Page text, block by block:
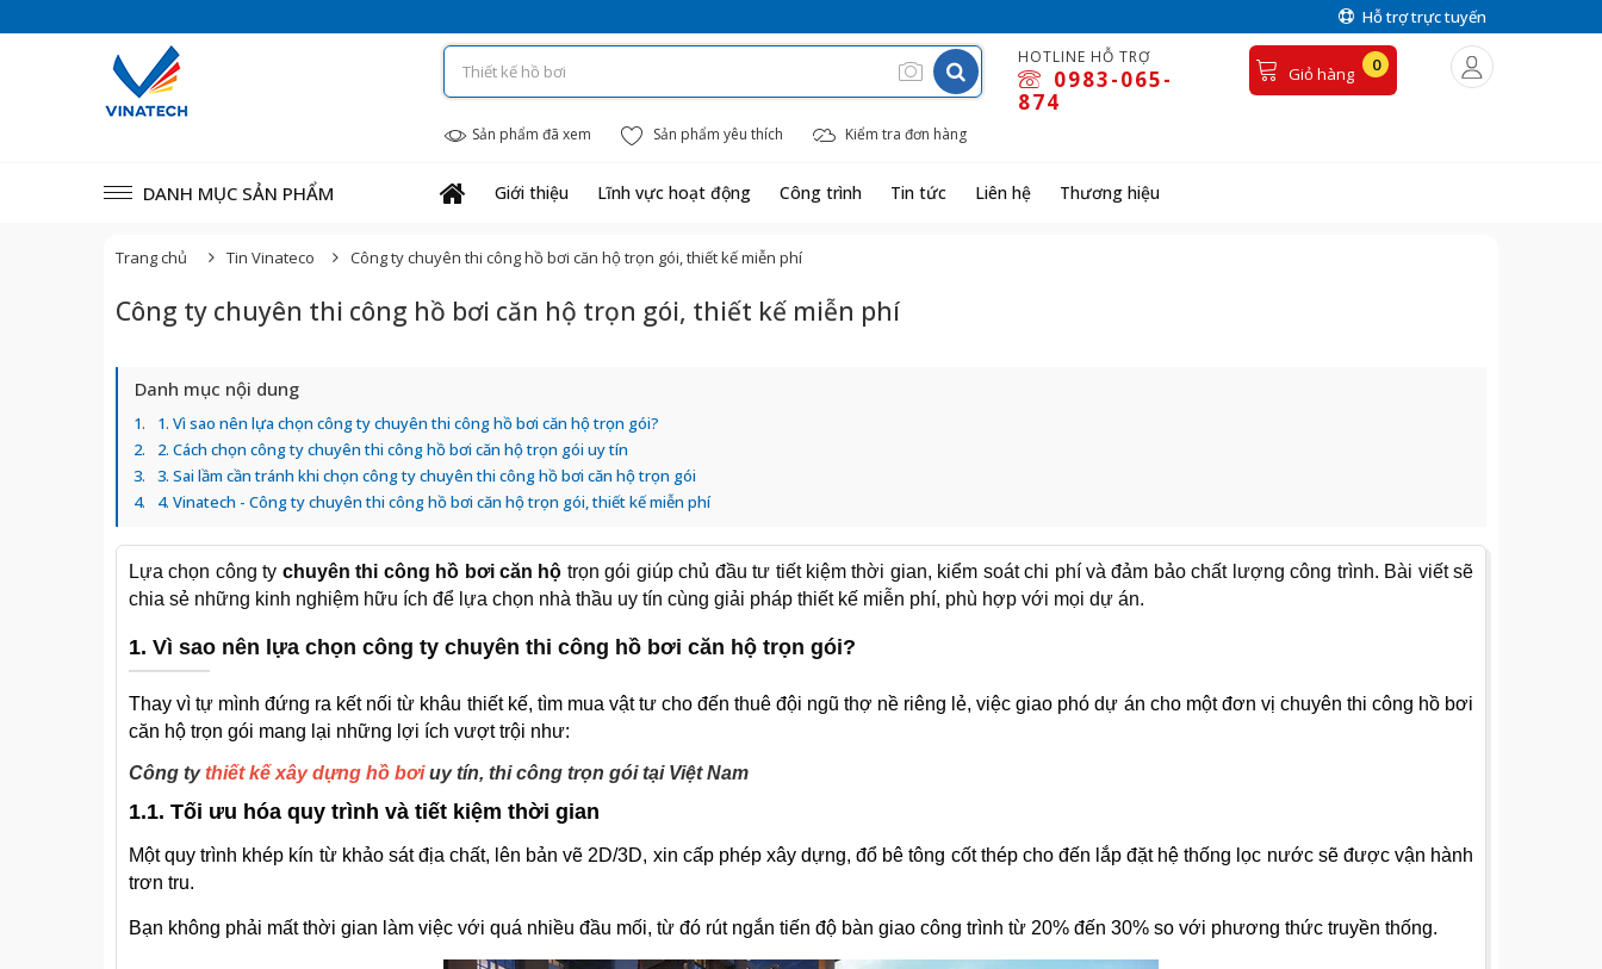
Hỗ trợ trực tuyến
HOTLINE HỖ TRỢ
0983-065-
874
Giỏ hàng 0
Sản phẩm đã xem Sản phẩm yêu thích Kiểm tra đơn hàng
DANH MỤC SẢN PHẨM Giới thiệu Lĩnh vực hoạt động Công trình Tin tức Liên hệ Thương hiệu
Trang chủ Tin Vinateco Công ty chuyên thi công hồ bơi căn hộ trọn gói, thiết kế miễn phí
Công ty chuyên thi công hồ bơi căn hộ trọn gói, thiết kế miễn phí
Danh mục nội dung
1. Vì sao nên lựa chọn công ty chuyên thi công hồ bơi căn hộ trọn gói?
2. Cách chọn công ty chuyên thi công hồ bơi căn hộ trọn gói uy tín
3. Sai lầm cần tránh khi chọn công ty chuyên thi công hồ bơi căn hộ trọn gói
4. Vinatech - Công ty chuyên thi công hồ bơi căn hộ trọn gói, thiết kế miễn phí
Lựa chọn công ty chuyên thi công hồ bơi căn hộ trọn gói giúp chủ đầu tư tiết kiệm thời gian, kiểm soát chi phí và đảm bảo chất lượng công trình. Bài viết sẽ
chia sẻ những kinh nghiệm hữu ích để lựa chọn nhà thầu uy tín cùng giải pháp thiết kế miễn phí, phù hợp với mọi dự án.
1. Vì sao nên lựa chọn công ty chuyên thi công hồ bơi căn hộ trọn gói?
Thay vì tự mình đứng ra kết nối từ khâu thiết kế, tìm mua vật tư cho đến thuê đội ngũ thợ nề riêng lẻ, việc giao phó dự án cho một đơn vị chuyên thi công hồ bơi
căn hộ trọn gói mang lại những lợi ích vượt trội như:
Công tythiết kế xây dựng hồ bơiuy tín, thi công trọn gói tại Việt Nam
1.1. Tối ưu hóa quy trình và tiết kiệm thời gian
Một quy trình khép kín từ khảo sát địa chất, lên bản vẽ 2D/3D, xin cấp phép xây dựng, đổ bê tông cốt thép cho đến lắp đặt hệ thống lọc nước sẽ được vận hành
trơn tru.
Bạn không phải mất thời gian làm việc với quá nhiều đầu mối, từ đó rút ngắn tiến độ bàn giao công trình từ 20% đến 30% so với phương thức truyền thống.